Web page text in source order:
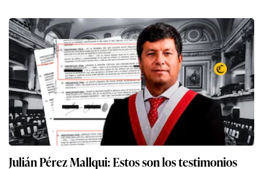
Julián Pérez Mallqui: Estos son los testimonios